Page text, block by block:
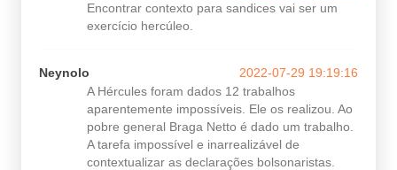
Encontrar contexto para sandices vai ser um
exercício hercúleo.
Neynolo
2022-07-29 19:19:16
A Hércules foram dados 12 trabalhos
aparentemente impossíveis. Ele os realizou. Ao
pobre general Braga Netto é dado um trabalho.
A tarefa impossível e inarrealizável de
contextualizar as declarações bolsonaristas.